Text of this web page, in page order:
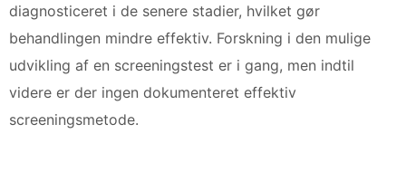
diagnosticeret i de senere stadier, hvilket gør
behandlingen mindre effektiv. Forskning i den mulige
udvikling af en screeningstest er i gang, men indtil
videre er der ingen dokumenteret effektiv
screeningsmetode.